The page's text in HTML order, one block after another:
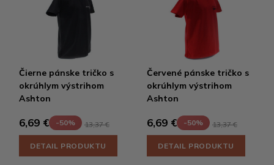
Čierne pánske tričko s
okrúhlym výstrihom
Ashton
6,69 € -50% 13,37 €
DETAIL PRODUKTU
Červené pánske tričko s
okrúhlym výstrihom
Ashton
6,69 € -50% 13,37 €
DETAIL PRODUKTU